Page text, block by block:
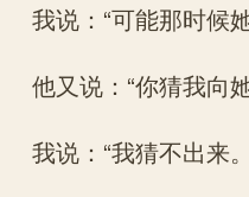
我说：“可能那时候
他又说：“你猜我向
我说：“我猜不出来